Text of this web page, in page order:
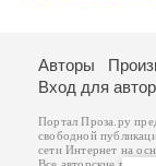
Авторы
Вход для
Портал Проза.ру
свободной
сети Интернет на